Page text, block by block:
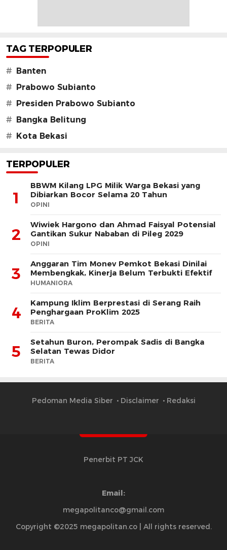
TAG TERPOPULER
# Banten
# Prabowo Subianto
# Presiden Prabowo Subianto
# Bangka Belitung
# Kota Bekasi
TERPOPULER
1
BBWM Kilang LPG Milik Warga Bekasi yang
Dibiarkan Bocor Selama 20 Tahun
OPINI
2
Wiwiek Hargono dan Ahmad Faisyal Potensial
Gantikan Sukur Nababan di Pileg 2029
OPINI
3
Anggaran Tim Monev Pemkot Bekasi Dinilai
Membengkak, Kinerja Belum Terbukti Efektif
HUMANIORA
4
Kampung Iklim Berprestasi di Serang Raih
Penghargaan ProKlim 2025
BERITA
5
Setahun Buron, Perompak Sadis di Bangka
Selatan Tewas Didor
BERITA
Pedoman Media Siber Disclaimer Redaksi
Penerbit PT JCK
Email:
megapolitanco@gmail.com
Copyright ©2025 megapolitan.co | All rights reserved.